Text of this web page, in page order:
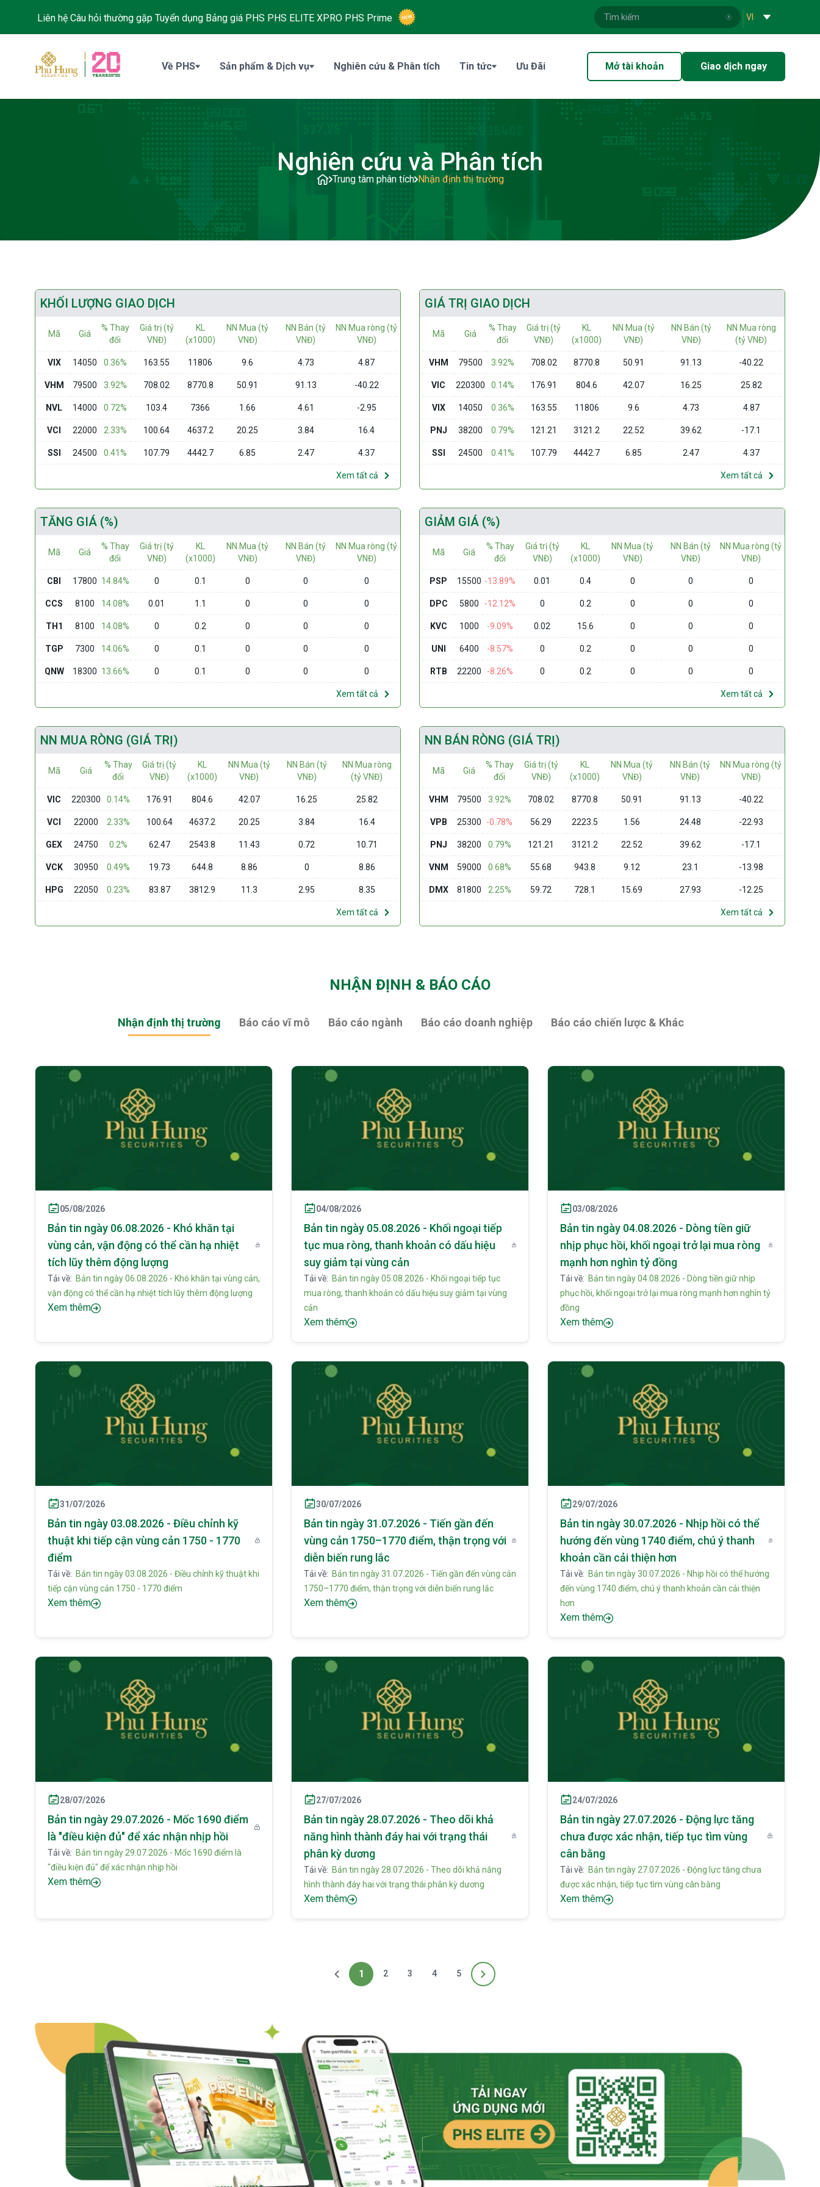
Liên hệ Câu hỏi thường gặp Tuyển dụng Bảng giá PHS PHS ELITE XPRO PHS Prime VI
Về PHS Sản phẩm & Dịch vụ Nghiên cứu & Phân tích Tin tức Ưu Đãi Mở tài khoản Giao dịch ngay
Nghiên cứu và Phân tích
Trung tâm phân tích Nhận định thị trường
KHỐI LƯỢNG GIAO DỊCH
Mã Giá
% Thay
đổi
Giá trị (tỷ
VNĐ)
KL
(x1000)
NN Mua (tỷ
VNĐ)
NN Bán (tỷ
VNĐ)
NN Mua ròng (tỷ
VNĐ)
VIX 14050 0.36% 163.55 11806 9.6 4.73 4.87
VHM 79500 3.92% 708.02 8770.8 50.91 91.13 -40.22
NVL 14000 0.72% 103.4 7366 1.66 4.61 -2.95
VCI 22000 2.33% 100.64 4637.2 20.25 3.84 16.4
SSI 24500 0.41% 107.79 4442.7 6.85 2.47 4.37
Xem tất cả
GIÁ TRỊ GIAO DỊCH
Mã Giá
% Thay
đổi
Giá trị (tỷ
VNĐ)
KL
(x1000)
NN Mua (tỷ
VNĐ)
NN Bán (tỷ
VNĐ)
NN Mua ròng
(tỷ VNĐ)
VHM 79500 3.92% 708.02 8770.8 50.91 91.13 -40.22
VIC 220300 0.14% 176.91 804.6 42.07 16.25 25.82
VIX 14050 0.36% 163.55 11806 9.6 4.73 4.87
PNJ 38200 0.79% 121.21 3121.2 22.52 39.62 -17.1
SSI 24500 0.41% 107.79 4442.7 6.85 2.47 4.37
Xem tất cả
TĂNG GIÁ (%)
Mã Giá
% Thay
đổi
Giá trị (tỷ
VNĐ)
KL
(x1000)
NN Mua (tỷ
VNĐ)
NN Bán (tỷ
VNĐ)
NN Mua ròng (tỷ
VNĐ)
CBI 17800 14.84% 0 0.1 0 0 0
CCS 8100 14.08% 0.01 1.1 0 0 0
TH1 8100 14.08% 0 0.2 0 0 0
TGP 7300 14.06% 0 0.1 0 0 0
QNW 18300 13.66% 0 0.1 0 0 0
Xem tất cả
GIẢM GIÁ (%)
Mã Giá
% Thay
đổi
Giá trị (tỷ
VNĐ)
KL
(x1000)
NN Mua (tỷ
VNĐ)
NN Bán (tỷ
VNĐ)
NN Mua ròng (tỷ
VNĐ)
PSP 15500 -13.89% 0.01 0.4 0 0 0
DPC 5800 -12.12% 0 0.2 0 0 0
KVC 1000 -9.09% 0.02 15.6 0 0 0
UNI 6400 -8.57% 0 0.2 0 0 0
RTB 22200 -8.26% 0 0.2 0 0 0
Xem tất cả
NN MUA RÒNG (GIÁ TRỊ)
Mã Giá
% Thay
đổi
Giá trị (tỷ
VNĐ)
KL
(x1000)
NN Mua (tỷ
VNĐ)
NN Bán (tỷ
VNĐ)
NN Mua ròng
(tỷ VNĐ)
VIC 220300 0.14% 176.91 804.6 42.07 16.25 25.82
VCI 22000 2.33% 100.64 4637.2 20.25 3.84 16.4
GEX 24750 0.2% 62.47 2543.8 11.43 0.72 10.71
VCK 30950 0.49% 19.73 644.8 8.86 0 8.86
HPG 22050 0.23% 83.87 3812.9 11.3 2.95 8.35
Xem tất cả
NN BÁN RÒNG (GIÁ TRỊ)
Mã Giá
% Thay
đổi
Giá trị (tỷ
VNĐ)
KL
(x1000)
NN Mua (tỷ
VNĐ)
NN Bán (tỷ
VNĐ)
NN Mua ròng (tỷ
VNĐ)
VHM 79500 3.92% 708.02 8770.8 50.91 91.13 -40.22
VPB 25300 -0.78% 56.29 2223.5 1.56 24.48 -22.93
PNJ 38200 0.79% 121.21 3121.2 22.52 39.62 -17.1
VNM 59000 0.68% 55.68 943.8 9.12 23.1 -13.98
DMX 81800 2.25% 59.72 728.1 15.69 27.93 -12.25
Xem tất cả
NHẬN ĐỊNH & BÁO CÁO
Nhận định thị trường Báo cáo vĩ mô Báo cáo ngành Báo cáo doanh nghiệp Báo cáo chiến lược & Khác
05/08/2026
Bản tin ngày 06.08.2026 - Khó khăn tại
vùng cản, vận động có thể cần hạ nhiệt
tích lũy thêm động lượng
Tải về: Bản tin ngày 06.08.2026 - Khó khăn tại vùng cản,
vận động có thể cần hạ nhiệt tích lũy thêm động lượng
Xem thêm
04/08/2026
Bản tin ngày 05.08.2026 - Khối ngoại tiếp
tục mua ròng, thanh khoản có dấu hiệu
suy giảm tại vùng cản
Tải về: Bản tin ngày 05.08.2026 - Khối ngoại tiếp tục
mua ròng, thanh khoản có dấu hiệu suy giảm tại vùng
cản
Xem thêm
03/08/2026
Bản tin ngày 04.08.2026 - Dòng tiền giữ
nhịp phục hồi, khối ngoại trở lại mua ròng
mạnh hơn nghìn tỷ đồng
Tải về: Bản tin ngày 04.08.2026 - Dòng tiền giữ nhịp
phục hồi, khối ngoại trở lại mua ròng mạnh hơn nghìn tỷ
đồng
Xem thêm
31/07/2026
Bản tin ngày 03.08.2026 - Điều chỉnh kỹ
thuật khi tiếp cận vùng cản 1750 - 1770
điểm
Tải về: Bản tin ngày 03.08.2026 - Điều chỉnh kỹ thuật khi
tiếp cận vùng cản 1750 - 1770 điểm
Xem thêm
30/07/2026
Bản tin ngày 31.07.2026 - Tiến gần đến
vùng cản 1750–1770 điểm, thận trọng với
diễn biến rung lắc
Tải về: Bản tin ngày 31.07.2026 - Tiến gần đến vùng cản
1750–1770 điểm, thận trọng với diễn biến rung lắc
Xem thêm
29/07/2026
Bản tin ngày 30.07.2026 - Nhịp hồi có thể
hướng đến vùng 1740 điểm, chú ý thanh
khoản cần cải thiện hơn
Tải về: Bản tin ngày 30.07.2026 - Nhịp hồi có thể hướng
đến vùng 1740 điểm, chú ý thanh khoản cần cải thiện
hơn
Xem thêm
28/07/2026
Bản tin ngày 29.07.2026 - Mốc 1690 điểm
là "điều kiện đủ" để xác nhận nhịp hồi
Tải về: Bản tin ngày 29.07.2026 - Mốc 1690 điểm là
"điều kiện đủ" để xác nhận nhịp hồi
Xem thêm
27/07/2026
Bản tin ngày 28.07.2026 - Theo dõi khả
năng hình thành đáy hai với trạng thái
phân kỳ dương
Tải về: Bản tin ngày 28.07.2026 - Theo dõi khả năng
hình thành đáy hai với trạng thái phân kỳ dương
Xem thêm
24/07/2026
Bản tin ngày 27.07.2026 - Động lực tăng
chưa được xác nhận, tiếp tục tìm vùng
cân bằng
Tải về: Bản tin ngày 27.07.2026 - Động lực tăng chưa
được xác nhận, tiếp tục tìm vùng cân bằng
Xem thêm
1 2 3 4 5